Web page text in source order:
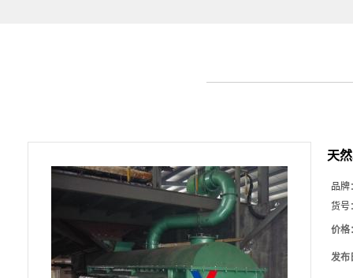
天
品牌
货号
价格
发布